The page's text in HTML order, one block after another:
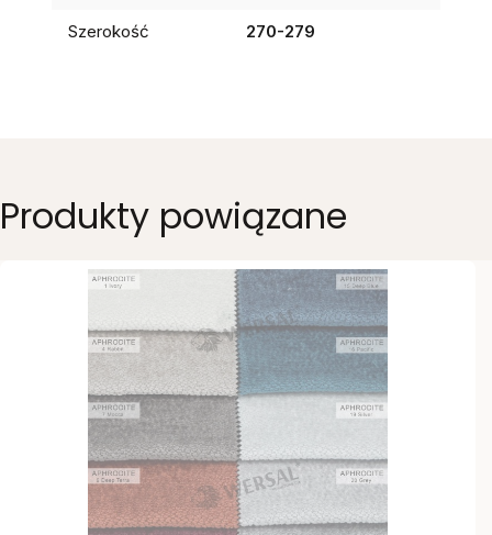
Szerokość 270-279
Produkty powiązane